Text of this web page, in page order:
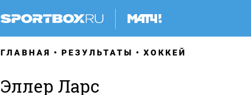
ГЛАВНАЯ РЕЗУЛЬТАТЫ ХОККЕЙ
Эллер Ларс